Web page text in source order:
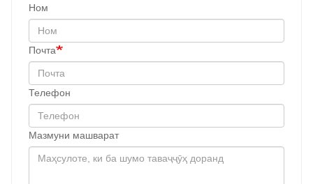
Ном
Почта
Телефон
Мазмуни машварат